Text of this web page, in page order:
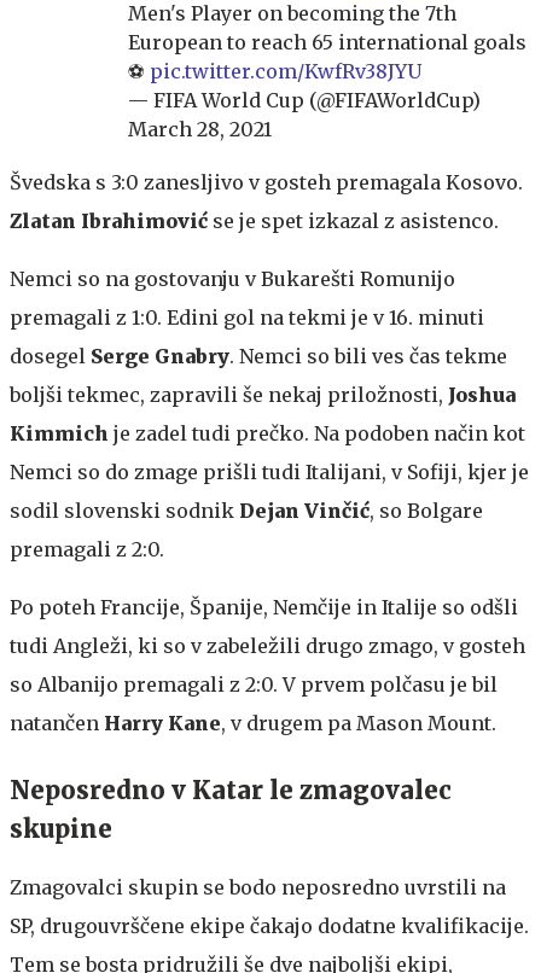
Men's Player on becoming the 7th
European to reach 65 international goals
⚽️ pic.twitter.com/KwfRv38JYU
— FIFA World Cup (@FIFAWorldCup)
March 28, 2021
Švedska s 3:0 zanesljivo v gosteh premagala Kosovo.
Zlatan Ibrahimović se je spet izkazal z asistenco.
Nemci so na gostovanju v Bukarešti Romunijo
premagali z 1:0. Edini gol na tekmi je v 16. minuti
dosegel Serge Gnabry. Nemci so bili ves čas tekme
boljši tekmec, zapravili še nekaj priložnosti, Joshua
Kimmich je zadel tudi prečko. Na podoben način kot
Nemci so do zmage prišli tudi Italijani, v Sofiji, kjer je
sodil slovenski sodnik Dejan Vinčić, so Bolgare
premagali z 2:0.
Po poteh Francije, Španije, Nemčije in Italije so odšli
tudi Angleži, ki so v zabeležili drugo zmago, v gosteh
so Albanijo premagali z 2:0. V prvem polčasu je bil
natančen Harry Kane, v drugem pa Mason Mount.
Neposredno v Katar le zmagovalec
skupine
Zmagovalci skupin se bodo neposredno uvrstili na
SP, drugouvrščene ekipe čakajo dodatne kvalifikacije.
Tem se bosta pridružili še dve najboljši ekipi,